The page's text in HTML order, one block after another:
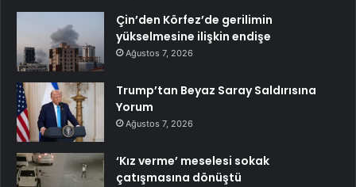
Çin’den Körfez’de gerilimin
yükselmesine ilişkin endişe
Ağustos 7, 2026
Trump’tan Beyaz Saray Saldırısına
Yorum
Ağustos 7, 2026
‘Kız verme’ meselesi sokak
çatışmasına dönüştü